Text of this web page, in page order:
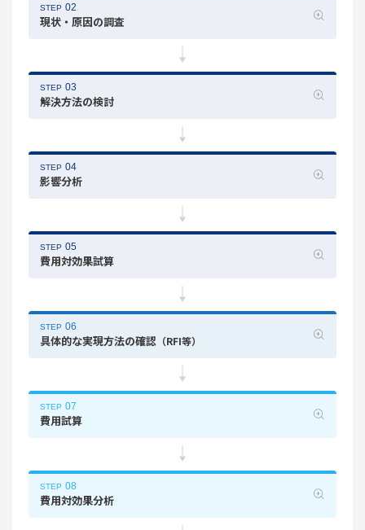
STEP 02
現状・原因の調査
STEP 03
解決方法の検討
STEP 04
影響分析
STEP 05
費用対効果試算
STEP 06
具体的な実現方法の確認 （RFI等）
STEP 07
費用試算
STEP 08
費用対効果分析